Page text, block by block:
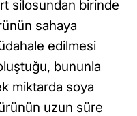
silosundan birinde
sahaya
edilmesi
bununla
miktarda soya
uzun süre